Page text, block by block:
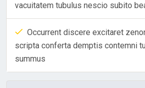
vacuitatem tubulus nescio subito
Occurrent discere excitaret
scripta conferta demptis contemni
summus